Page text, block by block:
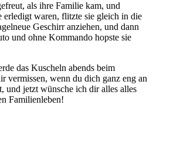
als ihre Familie kam, und
erledigt waren, flitzte sie gleich in die
Geschirr anziehen, und dann
und ohne Kommando hopste sie
das Kuscheln abends beim
vermissen, wenn du dich ganz eng an
und jetzt wünsche ich dir alles alles
Familienleben!